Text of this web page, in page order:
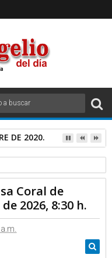
DE 2020.
11 de mayo de 2026,
Coral de
2026, 8:30 h.